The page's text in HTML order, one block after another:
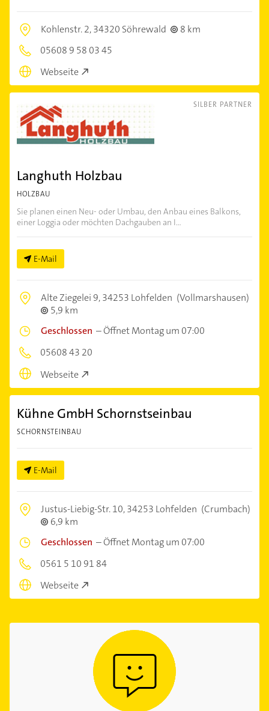
Kohlenstr. 2,34320 Söhrewald
8 km
05608 9 58 03 45
Webseite
SILBER PARTNER
Langhuth Holzbau
HOLZBAU
Sie planen einen Neu- oder Umbau, den Anbau eines Balkons,
einer Loggia oder möchten Dachgauben an I...
E-Mail
Alte Ziegelei 9,34253 Lohfelden (Vollmarshausen)
5,9 km
Geschlossen –Öffnet Montag um 07:00
05608 43 20
Webseite
Kühne GmbH Schornstseinbau
SCHORNSTEINBAU
E-Mail
Justus-Liebig-Str. 10,34253 Lohfelden (Crumbach)
6,9 km
Geschlossen –Öffnet Montag um 07:00
0561 5 10 91 84
Webseite